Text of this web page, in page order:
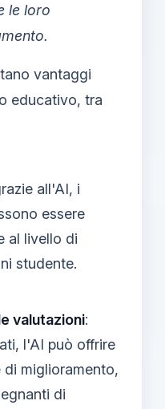
le loro
vantaggi
educativo, tra
all'AI, i
essere
al livello di
studente.
valutazioni:
l'AI può offrire
di miglioramento,
di